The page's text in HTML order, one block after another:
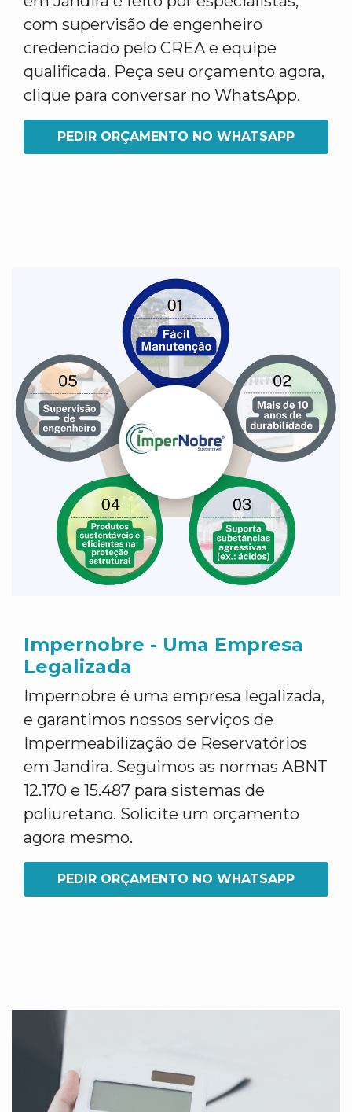
com supervisão de engenheiro
credenciado pelo CREA e equipe
qualificada. Peça seu orçamento agora,
clique para conversar no WhatsApp.
PEDIR ORÇAMENTO NO WHATSAPP
Impernobre - Uma Empresa
Legalizada
Impernobre é uma empresa legalizada,
e garantimos nossos serviços de
Impermeabilização de Reservatórios
em Jandira. Seguimos as normas ABNT
12.170 e 15.487 para sistemas de
poliuretano. Solicite um orçamento
agora mesmo.
PEDIR ORÇAMENTO NO WHATSAPP